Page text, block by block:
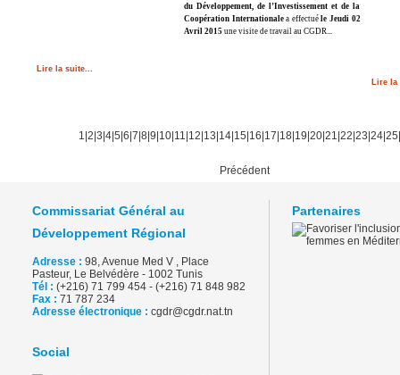
du Développement, de l’Investissement et de la
Coopération Internationalea effectuéle Jeudi 02
Avril 2015 une visite de travail au CGDR...
Lire la suite...
Lire la
1 2 3 4| 5 6 7 8| 9 10| 11 12 13 14| 15 16 17 18| 19 20| 21 22 23 24| 25
Précédent
Commissariat Général au
Développement Régional
Adresse : 98, Avenue Med V , Place
Pasteur, Le Belvédère - 1002 Tunis
Tél : (+216) 71 799 454 - (+216) 71 848 982
Fax : 71 787 234
Adresse électronique : cgdr@cgdr.nat.tn
Social
Partenaires